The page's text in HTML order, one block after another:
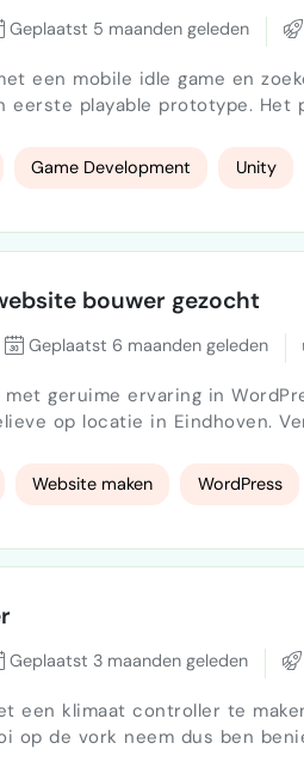
Geplaatst 5 maanden geleden
een mobile idle game en
prototype. Het project is al gestart: core mechanics zijn
of volledige monetization. Wat…
Game Development Unity
bouwer gezocht
Geplaatst 6 maanden geleden
met geruime ervaring in
op locatie in Eindhoven.
Website maken WordPress
Geplaatst 3 maanden geleden
een klimaat controller te
op de vork neem dus ben